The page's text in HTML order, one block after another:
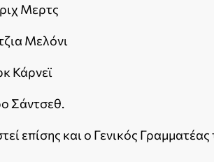
Μερτς
Μελόνι
Κάρνεϊ
Σάντσεθ.
επίσης και ο Γενικός